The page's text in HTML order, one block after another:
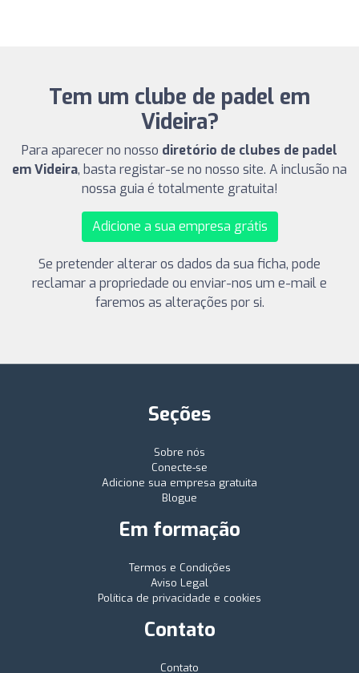
Tem um clube de padel em
Videira?
Para aparecer no nosso diretório de clubes de padel
em Videira, basta registar-se no nosso site. A inclusão na
nossa guia é totalmente gratuita!
Adicione a sua empresa grátis
Se pretender alterar os dados da sua ficha, pode
reclamar a propriedade ou enviar-nos um e-mail e
faremos as alterações por si.
Seções
Sobre nós
Conecte-se
Adicione sua empresa gratuita
Blogue
Em formação
Termos e Condições
Aviso Legal
Política de privacidade e cookies
Contato
Contato